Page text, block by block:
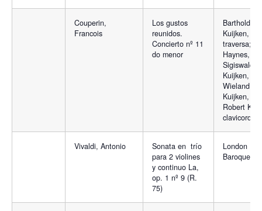
Couperin,
Francois
Los gustos
reunidos.
Concierto nº 11
do menor
Barthold
Kuijken,
traversa;
Haynes,
Sigiswald
Kuijken,
Wieland
Kuijken,
Robert
clavicordio
Vivaldi, Antonio
Sonata en trío
para 2 violines
y continuo La,
op. 1 nº 9 (R.
75)
London
Baroque